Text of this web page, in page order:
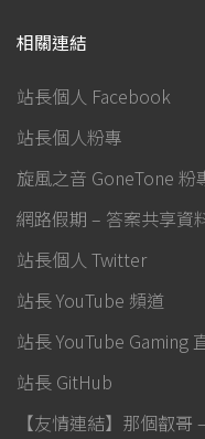
相關連結
站長個人 Facebook
站長個人粉專
旋風之音 GoneTone 粉
網路假期 – 答案共享資
站長個人 Twitter
站長 YouTube 頻道
站長 YouTube Gaming
站長 GitHub
【友情連結】那個叡哥